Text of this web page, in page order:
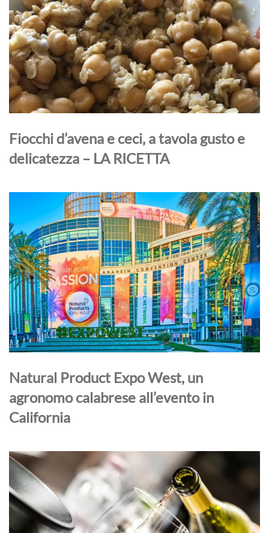
Fiocchi d’avena e ceci, a tavola gusto e
delicatezza – LA RICETTA
Natural Product Expo West, un
agronomo calabrese all’evento in
California